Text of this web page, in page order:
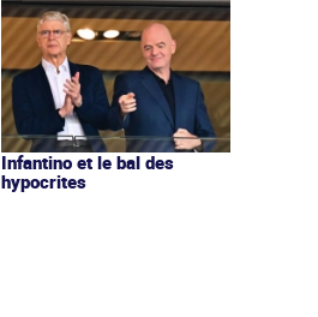
Infantino et le bal des
hypocrites